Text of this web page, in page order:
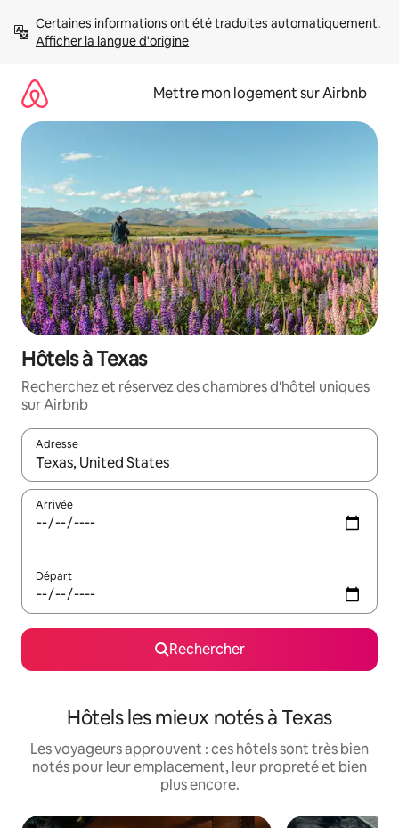
directement
Afficher la langue d'origine
Mettre mon logement sur Airbnb
Hôtels à Texas
Recherchez et réservez des chambres d'hôtel uniques
sur Airbnb
Adresse
Lorsque les résultats s'affichent, utilisez les flèches vers le
Arrivée
Départ
Rechercher
Hôtels les mieux notés à Texas
Les voyageurs approuvent : ces hôtels sont très bien
notés pour leur emplacement, leur propreté et bien
plus encore.